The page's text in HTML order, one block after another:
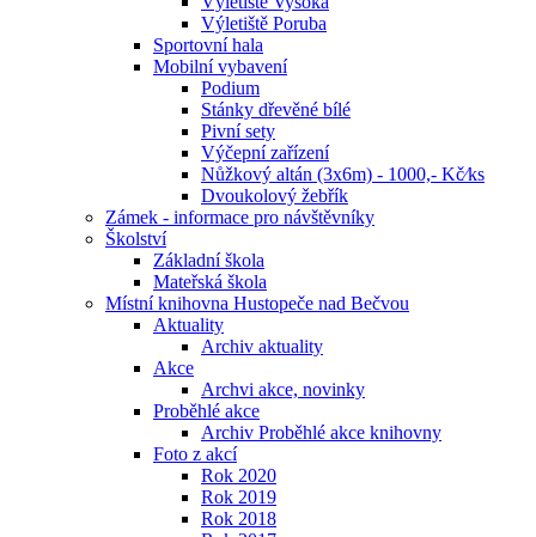
Výletiště Poruba
Sportovní hala
Mobilní vybavení
Podium
Stánky dřevěné bílé
Pivní sety
Výčepní zařízení
Nůžkový altán (3x6m) - 1000,- Kč⁄ks
Dvoukolový žebřík
Zámek - informace pro návštěvníky
Školství
Základní škola
Mateřská škola
Místní knihovna Hustopeče nad Bečvou
Aktuality
Archiv aktuality
Akce
Archvi akce, novinky
Proběhlé akce
Archiv Proběhlé akce knihovny
Foto z akcí
Rok 2020
Rok 2019
Rok 2018